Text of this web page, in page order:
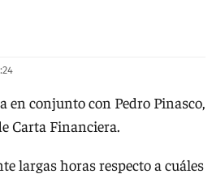
en conjunto con Pedro Pinasco,
Carta Financiera.
largas horas respecto a cuáles